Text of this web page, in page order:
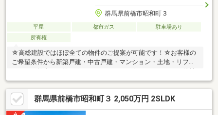
群馬県前橋市昭和町３
平屋 都市ガス
駐車場あり
所有権
☆高総建設ではほぼ全ての物件のご提案が可能です！☆お客様の
ご希望条件から新築戸建・中古戸建・マンション・土地・リフォ
で住宅ローンの融資を断られた・カードや車の既存ローンがあ
る・年収が少ない・勤続が短い・派遣、契約社員の方等☆高総建
設に全てお任せください！
群馬県前橋市昭和町３ 2,050万円 2SLDK